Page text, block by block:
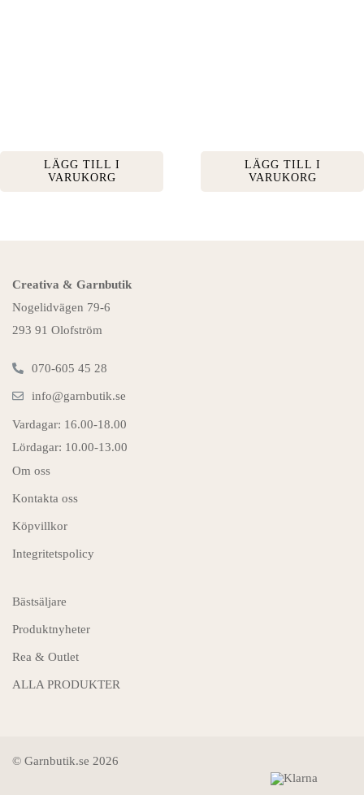
LÄGG TILL I
VARUKORG
LÄGG TILL I
VARUKORG
Creativa & Garnbutik
Nogelidvägen 79-6
293 91 Olofström
070-605 45 28
info@garnbutik.se
Vardagar: 16.00-18.00
Lördagar: 10.00-13.00
Om oss
Kontakta oss
Köpvillkor
Integritetspolicy
Bästsäljare
Produktnyheter
Rea & Outlet
ALLA PRODUKTER
© Garnbutik.se 2026